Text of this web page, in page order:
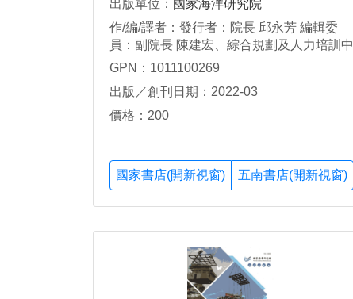
出版單位： 國家海洋研究院
作/編/譯者：發行者：院長 邱永芳 編輯委
員：副院長 陳建宏、綜合規劃及人力培訓中
心主任 施義哲 執行編輯：綜合規劃及人力
艦隊分署 技正黃棋模 高雄市造船技師公會
理事長 扶正、秘書 吳逸苓 成功大學 教授 邵
GPN：1011100269
出版／創刊日期：2022-03
價格：200
國家書店(開新視窗) 五南書店(開新視窗)